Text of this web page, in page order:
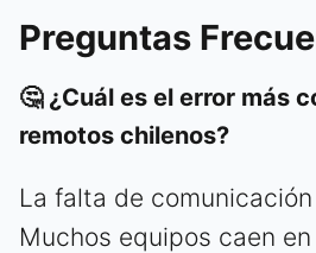
Preguntas
🤔 ¿Cuál es el error más
remotos chilenos?
La falta de
Muchos equipos caen